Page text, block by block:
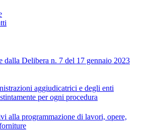
dalla Delibera n. 7 del 17 gennaio 2023
aggiudicatrici e degli enti
per ogni procedura
alla programmazione di lavori, opere,